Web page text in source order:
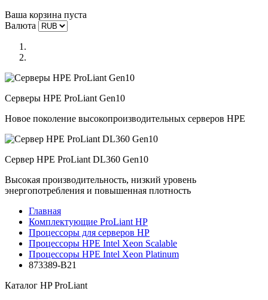
Ваша корзина пуста
Валюта
Серверы HPE ProLiant Gen10
Новое поколение высокопроизводительных серверов HPE
Сервер HPE ProLiant DL360 Gen10
Высокая производительность, низкий уровень
энергопотребления и повышенная плотность
Главная
Комплектующие ProLiant HP
Процессоры для серверов HP
Процессоры HPE Intel Xeon Scalable
Процессоры HPE Intel Xeon Platinum
873389-B21
Каталог HP ProLiant